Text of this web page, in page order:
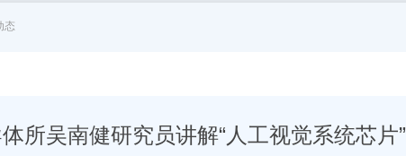
态
所吴南健研究员讲解“人工视觉系统芯片”